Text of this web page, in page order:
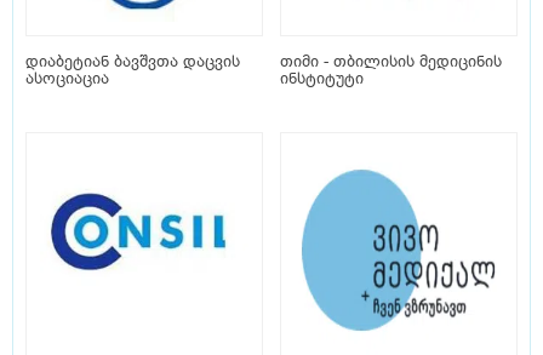
დიაბეტიან ბავშვთა დაცვის
ასოციაცია
თიმი - თბილისის მედიცინის
ინსტიტუტი